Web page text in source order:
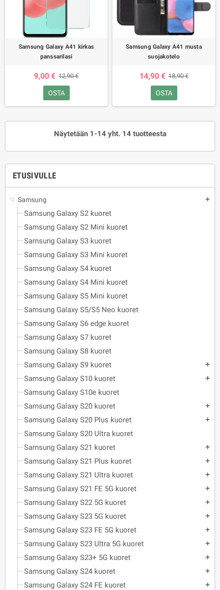
ETUSIVULLE
Samsung add
Samsung Galaxy S2 kuoret
Samsung Galaxy S2 Mini kuoret
Samsung Galaxy S3 kuoret
Samsung Galaxy S3 Mini kuoret
Samsung Galaxy S4 kuoret
Samsung Galaxy S4 Mini kuoret
Samsung Galaxy S5 Mini kuoret
Samsung Galaxy S5/S5 Neo kuoret
Samsung Galaxy S6 edge kuoret
Samsung Galaxy S7 kuoret
Samsung Galaxy S8 kuoret
Samsung Galaxy S9 kuoret
add
Samsung Galaxy S10 kuoret add
Samsung Galaxy S10e kuoret
Samsung Galaxy S20 kuoret
add
Samsung Galaxy S20 Plus kuoret add
Samsung Galaxy S20 Ultra kuoret
Samsung Galaxy S21 kuoret
add
Samsung Galaxy S21 Plus kuoret add
Samsung Galaxy S21 Ultra kuoret add
Samsung Galaxy S21 FE 5G kuoret add
Samsung Galaxy S22 5G kuoret add
Samsung Galaxy S23 5G kuoret add
Samsung Galaxy S23 FE 5G kuoret add
Samsung Galaxy S23 Ultra 5G kuoret add
Samsung Galaxy S23+ 5G kuoret add
Samsung Galaxy S24 kuoret add
Samsung Galaxy S24 FE kuoret add
Samsung Galaxy A41 kirkas
panssarilasi
9,00 € 12,90 €
OSTA
Samsung Galaxy A41 musta
suojakotelo
14,90 € 18,90 €
OSTA
Näytetään 1-14 yht. 14 tuotteesta